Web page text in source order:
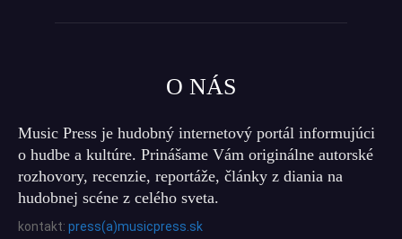
O NÁS
Music Press je hudobný internetový portál informujúci
o hudbe a kultúre. Prinášame Vám originálne autorské
rozhovory, recenzie, reportáže, články z diania na
hudobnej scéne z celého sveta.
kontakt: press(a)musicpress.sk